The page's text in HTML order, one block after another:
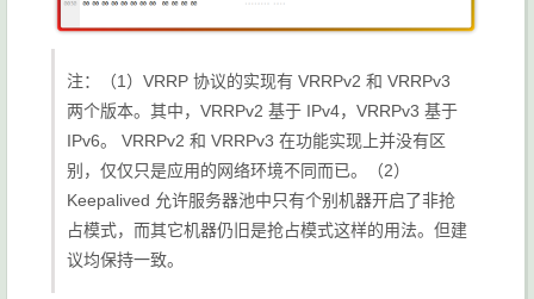
注：（1）VRRP 协议的实现有 VRRPv2 和 VRRPv3
两个版本。其中，VRRPv2 基于 IPv4，VRRPv3 基于
IPv6。 VRRPv2 和 VRRPv3 在功能实现上并没有区
别，仅仅只是应用的网络环境不同而已。（2）
Keepalived 允许服务器池中只有个别机器开启了非抢
占模式，而其它机器仍旧是抢占模式这样的用法。但建
议均保持一致。